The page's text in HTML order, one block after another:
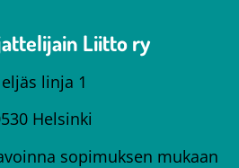
Liitto ry
linja 1
Helsinki
sopimuksen mukaan